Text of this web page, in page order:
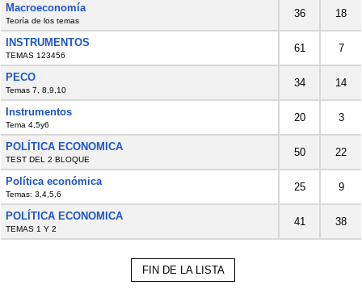
Macroeconomía
Teoría de los temas
36 18
INSTRUMENTOS
TEMAS 123456
61 7
PECO
Temas 7, 8,9,10
34 14
Instrumentos
Tema 4,5y6
20 3
POLÍTICA ECONOMICA
TEST DEL 2 BLOQUE
50 22
Política económica
Temas: 3,4,5,6
25 9
POLÍTICA ECONOMICA
TEMAS 1 Y 2
41 38
FIN DE LA LISTA